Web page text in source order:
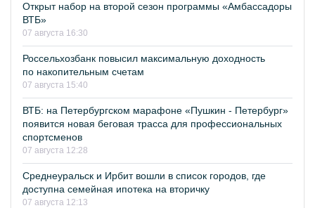
Открыт набор на второй сезон программы «Амбассадоры
ВТБ»
07 августа 16:30
Россельхозбанк повысил максимальную доходность
по накопительным счетам
07 августа 15:40
ВТБ: на Петербургском марафоне «Пушкин - Петербург»
появится новая беговая трасса для профессиональных
спортсменов
07 августа 12:28
Среднеуральск и Ирбит вошли в список городов, где
доступна семейная ипотека на вторичку
07 августа 12:13